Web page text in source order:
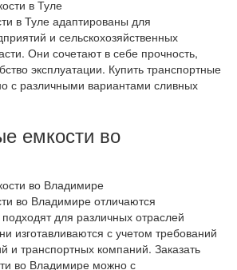
в Туле адаптированы для
и сельскохозяйственных
Они сочетают в себе прочность,
эксплуатации. Купить транспортные
с различными вариантами сливных
емкости во
во Владимире отличаются
для различных отраслей
изготавливаются с учетом требований
и транспортных компаний. Заказать
во Владимире можно с